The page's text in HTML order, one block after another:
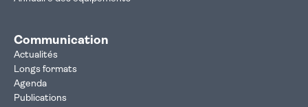
Communication
Actualités
Longs formats
Agenda
Publications